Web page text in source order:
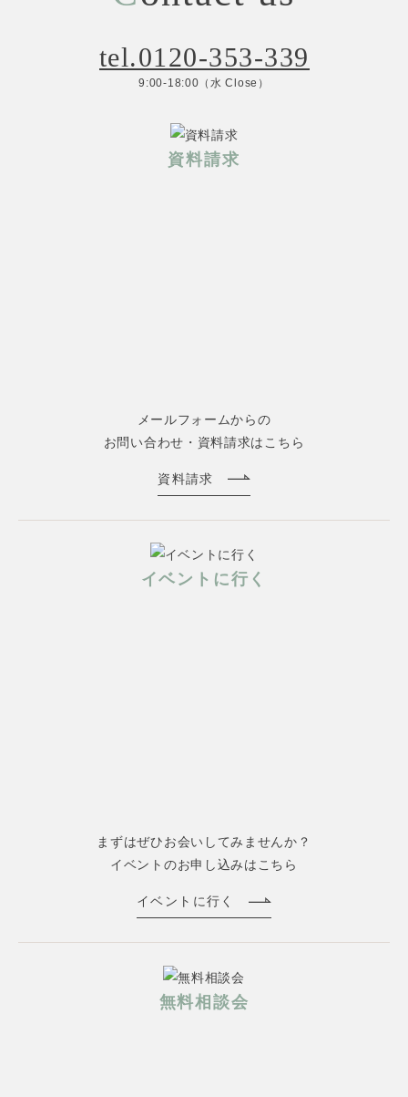
tel.0120-353-339
9:00-18:00（水 Close）
資料請求
メールフォームからの
お問い合わせ・資料請求はこちら
資料請求
イベントに行く
まずはぜひお会いしてみませんか？
イベントのお申し込みはこちら
イベントに行く
無料相談会